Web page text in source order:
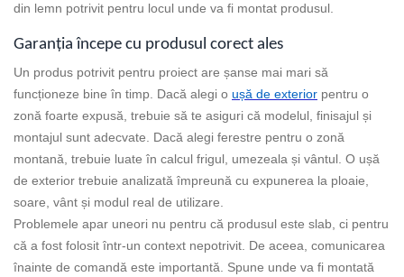
din lemn potrivit pentru locul unde va fi montat produsul.
Garanția începe cu produsul corect ales
Un produs potrivit pentru proiect are șanse mai mari să
funcționeze bine în timp. Dacă alegi o ușă de exterior pentru o
zonă foarte expusă, trebuie să te asiguri că modelul, finisajul și
montajul sunt adecvate. Dacă alegi ferestre pentru o zonă
montană, trebuie luate în calcul frigul, umezeala și vântul. O ușă
de exterior trebuie analizată împreună cu expunerea la ploaie,
soare, vânt și modul real de utilizare.
Problemele apar uneori nu pentru că produsul este slab, ci pentru
că a fost folosit într-un context nepotrivit. De aceea, comunicarea
înainte de comandă este importantă. Spune unde va fi montată